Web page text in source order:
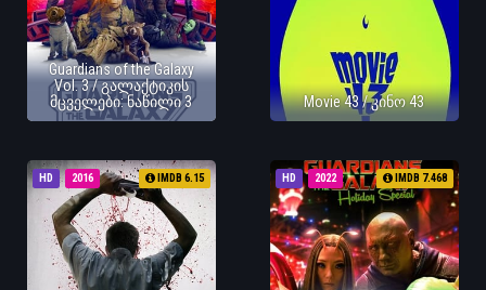
Guardians of the Galaxy
Vol. 3 / გალაქტიკის
მცველები: ნაწილი 3
Movie 43 / კინო 43
HD 2016 IMDB 6.15 HD 2022 IMDB 7.468